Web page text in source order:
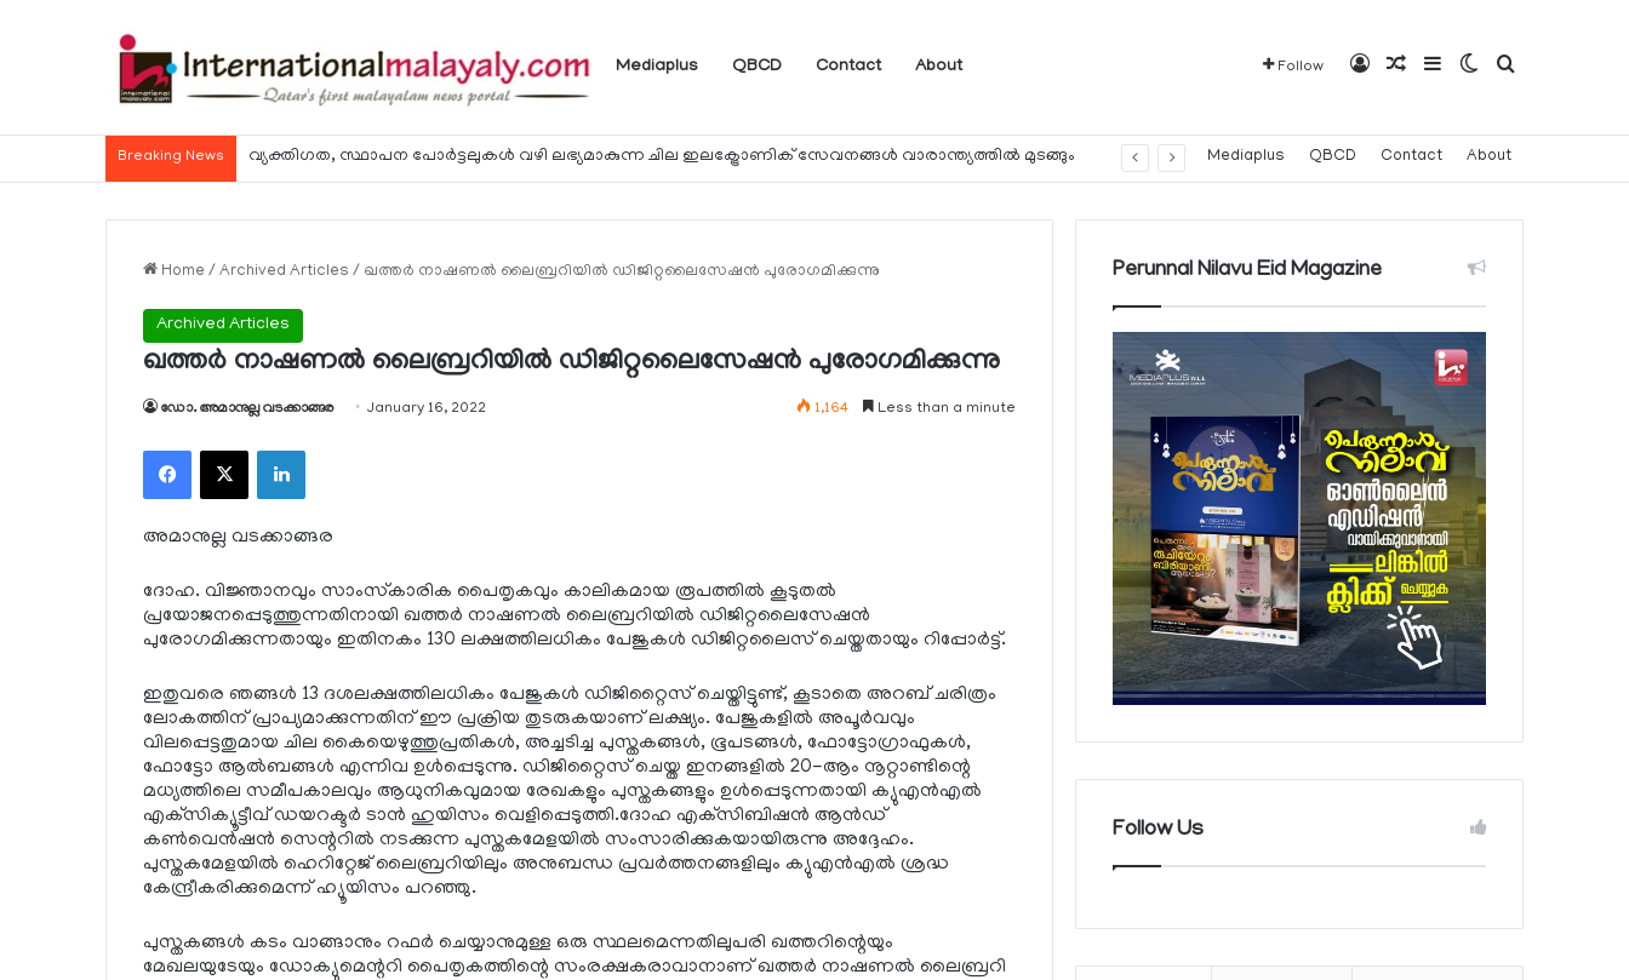
Mediaplus QBCD Contact About Follow Log InRandom Article
SidebarSwitch skin
Search for
Breaking News വ്യക്തിഗത, സ്ഥാപന പോര്‍ട്ടലുകള്‍ വഴി ലഭ്യമാകുന്ന ചില ഇലക്ട്രോണിക് സേവനങ്ങള്‍ വാരാന്ത്യത്തില്‍ മുടങ്ങും Mediaplus QBCD Contact About
Home / Archived Articles / ഖത്തര്‍ നാഷണല്‍ ലൈബ്രറിയില്‍ ഡിജിറ്റലൈസേഷന്‍ പുരോഗമിക്കുന്നു
Archived Articles
ഖത്തര്‍ നാഷണല്‍ ലൈബ്രറിയില്‍ ഡിജിറ്റലൈസേഷന്‍ പുരോഗമിക്കുന്നു
ഡോ. അമാനുല്ല വടക്കാങ്ങര January 16, 2022 1,164 Less than a minute
Facebook
X LinkedIn
അമാനുല്ല വടക്കാങ്ങര
ദോഹ. വിജ്ഞാനവും സാംസ്‌കാരിക പൈതൃകവും കാലികമായ രൂപത്തില്‍ കൂടുതല്‍
പ്രയോജനപ്പെടുത്തുന്നതിനായി ഖത്തര്‍ നാഷണല്‍ ലൈബ്രറിയില്‍ ഡിജിറ്റലൈസേഷന്‍
പുരോഗമിക്കുന്നതായും ഇതിനകം 130 ലക്ഷത്തിലധികം പേജുകള്‍ ഡിജിറ്റലൈസ് ചെയ്തതായും റിപ്പോര്‍ട്ട്.
ഇതുവരെ ഞങ്ങള്‍ 13 ദശലക്ഷത്തിലധികം പേജുകള്‍ ഡിജിറ്റൈസ് ചെയ്തിട്ടുണ്ട്, കൂടാതെ അറബ് ചരിത്രം
ലോകത്തിന് പ്രാപ്യമാക്കുന്നതിന് ഈ പ്രക്രിയ തുടരുകയാണ് ലക്ഷ്യം. പേജുകളില്‍ അപൂര്‍വവും
വിലപ്പെട്ടതുമായ ചില കൈയെഴുത്തുപ്രതികള്‍, അച്ചടിച്ച പുസ്തകങ്ങള്‍, ഭൂപടങ്ങള്‍, ഫോട്ടോഗ്രാഫുകള്‍,
ഫോട്ടോ ആല്‍ബങ്ങള്‍ എന്നിവ ഉള്‍പ്പെടുന്നു. ഡിജിറ്റൈസ് ചെയ്ത ഇനങ്ങളില്‍ 20-ആം നൂറ്റാണ്ടിന്റെ
മധ്യത്തിലെ സമീപകാലവും ആധുനികവുമായ രേഖകളും പുസ്തകങ്ങളും ഉള്‍പ്പെടുന്നതായി ക്യുഎന്‍എല്‍
എക്‌സിക്യൂട്ടീവ് ഡയറക്ടര്‍ ടാന്‍ ഹുയിസം വെളിപ്പെടുത്തി.ദോഹ എക്‌സിബിഷന്‍ ആന്‍ഡ്
കണ്‍വെന്‍ഷന്‍ സെന്ററില്‍ നടക്കുന്ന പുസ്തകമേളയില്‍ സംസാരിക്കുകയായിരുന്നു അദ്ദേഹം.
പുസ്തകമേളയില്‍ ഹെറിറ്റേജ് ലൈബ്രറിയിലും അനുബന്ധ പ്രവര്‍ത്തനങ്ങളിലും ക്യുഎന്‍എല്‍ ശ്രദ്ധ
കേന്ദ്രീകരിക്കുമെന്ന് ഹ്യൂയിസം പറഞ്ഞു.
പുസ്തകങ്ങള്‍ കടം വാങ്ങാനും റഫര്‍ ചെയ്യാനുമുള്ള ഒരു സ്ഥലമെന്നതിലുപരി ഖത്തറിന്റെയും
മേഖലയുടേയും ഡോക്യുമെന്ററി പൈതൃകത്തിന്റെ സംരക്ഷകരാവാനാണ് ഖത്തര്‍ നാഷണല്‍ ലൈബ്രറി
Perunnal Nilavu Eid Magazine
Follow Us